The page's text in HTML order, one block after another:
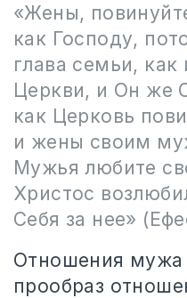
«Жены,
как Господу,
глава семьи, как
Церкви, и Он же
как Церковь
и жены своим
Мужья любите
Христос
Себя за нее»
Отношения
прообраз